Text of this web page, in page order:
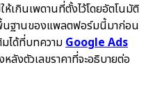
ห้เกินเพดานที่ตั้งไว้โดยอัตโนมัติ
ฐานของแพลตฟอร์มนี้มาก่อน
มได้ที่บทความ Google Ads
หลังตัวเลขราคาที่จะอธิบายต่อ